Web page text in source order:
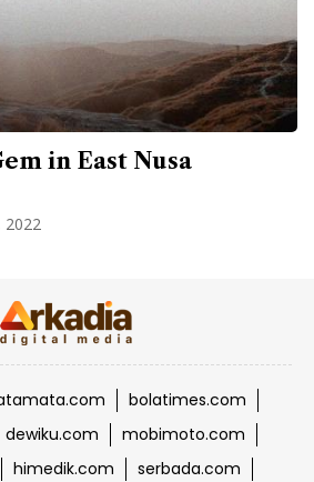
in East Nusa
2022
bolatimes.com
dewiku.com
mobimoto.com
himedik.com
serbada.com